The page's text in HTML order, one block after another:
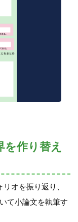
を作り替え
オを振り返り、
て小論文を執筆す